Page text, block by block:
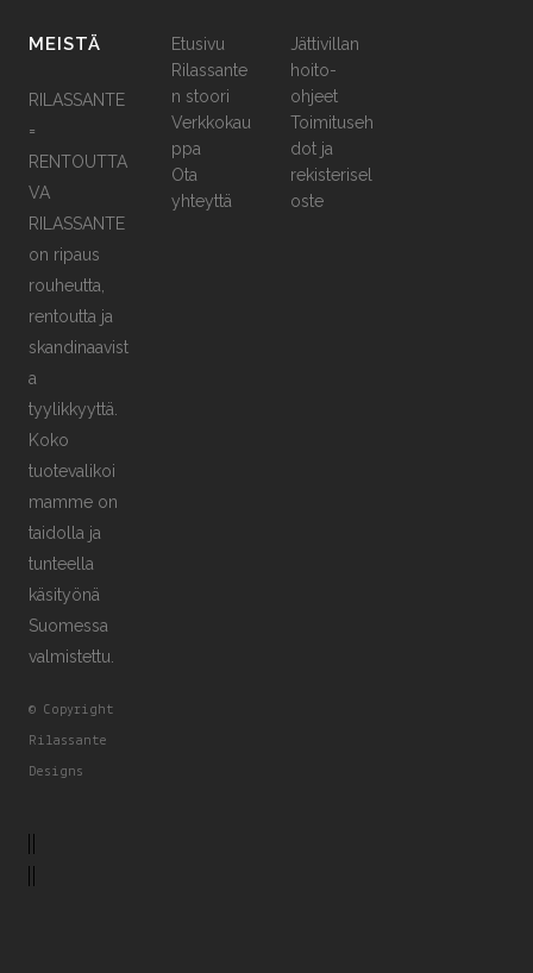
MEISTÄ
RILASSANTE
=
RENTOUTTA
VA
RILASSANTE
on ripaus
rouheutta,
rentoutta ja
skandinaavist
a
tyylikkyyttä.
Koko
tuotevalikoi
mamme on
taidolla ja
tunteella
käsityönä
Suomessa
valmistettu.
© Copyright
Rilassante
Designs
Etusivu
Rilassante
n stoori
Verkkokau
ppa
Ota
yhteyttä
Jättivillan
hoito-
ohjeet
Toimituseh
dot ja
rekisterisel
oste